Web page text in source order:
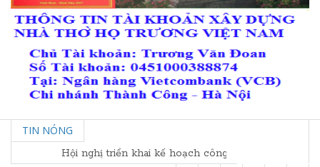
TIN NÓNG
Hội nghị triển khai kế hoạch công tác kết nối các Tộc họ